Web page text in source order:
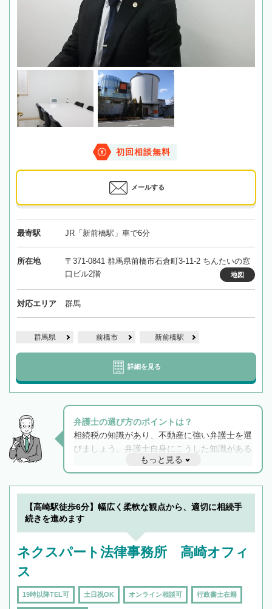
初回相談無料
メールする
最寄駅 JR「新前橋駅」車で6分
所在地
〒371-0841 群馬県前橋市石倉町3-11-2 ちんたいの窓
口ビル2階
地図
対応エリア 群馬
群馬県 前橋市 新前橋駅
詳細を見る
弁護士の選び方のポイントは？
相続税の知識があり、不動産に強い弁護士を選
びましょう。弁護士自身にこうした知識がある
と他士業との連携もスムーズに進み、トラブル
解決のみならず相続をトータルで任せることが
できます。また、相続は感情がからむ分野なの
でフィーリングも重要です。実際に電話や面談
で複数の弁護士と会話をしてウマが合う方に依
もっと見る
【高崎駅徒歩6分】幅広く柔軟な観点から、適切に相続手
続きを進めます
ネクスパート法律事務所 高崎オフィ
ス
19時以降TEL可 土日祝OK オンライン相談可 行政書士在籍